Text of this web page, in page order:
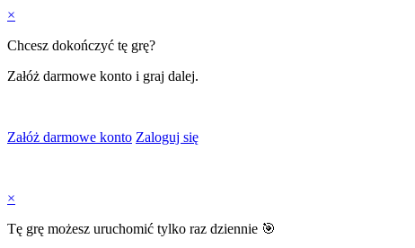
×
Chcesz dokończyć tę grę?
Załóż darmowe konto i graj dalej.
Załóż darmowe konto Zaloguj się
×
Tę grę możesz uruchomić tylko raz dziennie 🎯